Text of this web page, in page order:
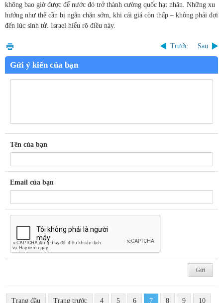
không bao giờ được để nước đó trở thành cường quốc hạt nhân. Những xu
hướng như thế cần bị ngăn chặn sớm, khi cái giá còn thấp – không phải đợi
đến lúc sinh tử. Israel hiểu rõ điều này.
Trước Sau
Gửi ý kiến của bạn
Tên của bạn
Email của bạn
Trang đầu Trang trước 4 5 6 7 8 9 10